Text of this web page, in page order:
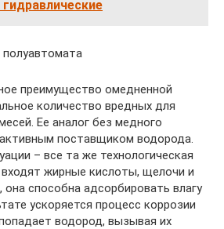
полуавтомата
преимущество омедненной
количество вредных для
Ее аналог без медного
поставщиком водорода.
– все та же технологическая
жирные кислоты, щелочи и
способна адсорбировать влагу
ускоряется процесс коррозии
водород, вызывая их